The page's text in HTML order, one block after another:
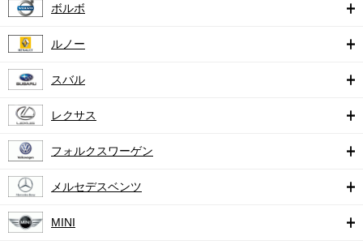
ボルボ
ルノー
スバル
レクサス
フォルクスワーゲン
メルセデスベンツ
MINI